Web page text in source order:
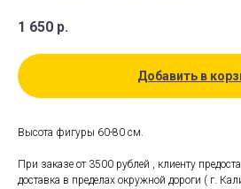
1 650 р.
Добавить в
Высота фигуры 60-80 см.
При заказе от 3500 рублей , клиенту
доставка в пределах окружной дороги ( г.